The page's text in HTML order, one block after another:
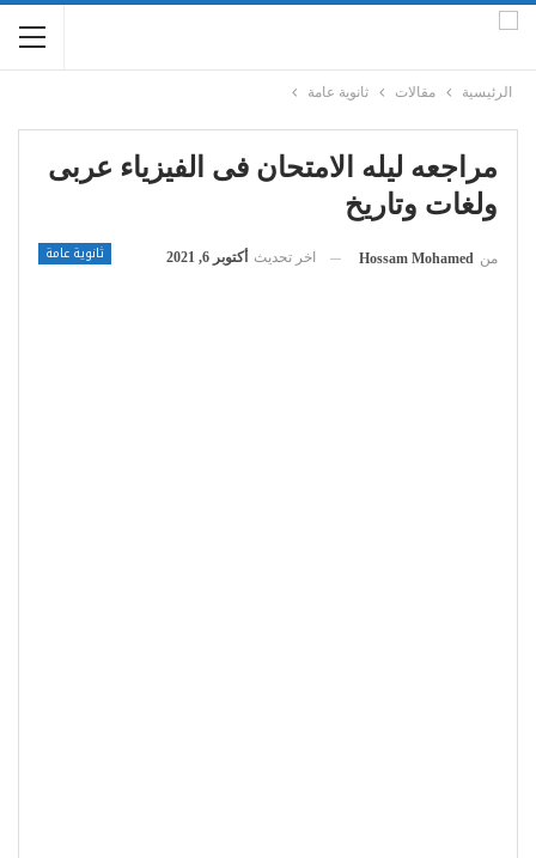
الرئيسية مقالات ثانوية عامة
مراجعه ليله الامتحان فى الفيزياء عربى
ولغات وتاريخ
ثانوية عامة من Hossam Mohamed اخر تحديث أكتوبر 6, 2021